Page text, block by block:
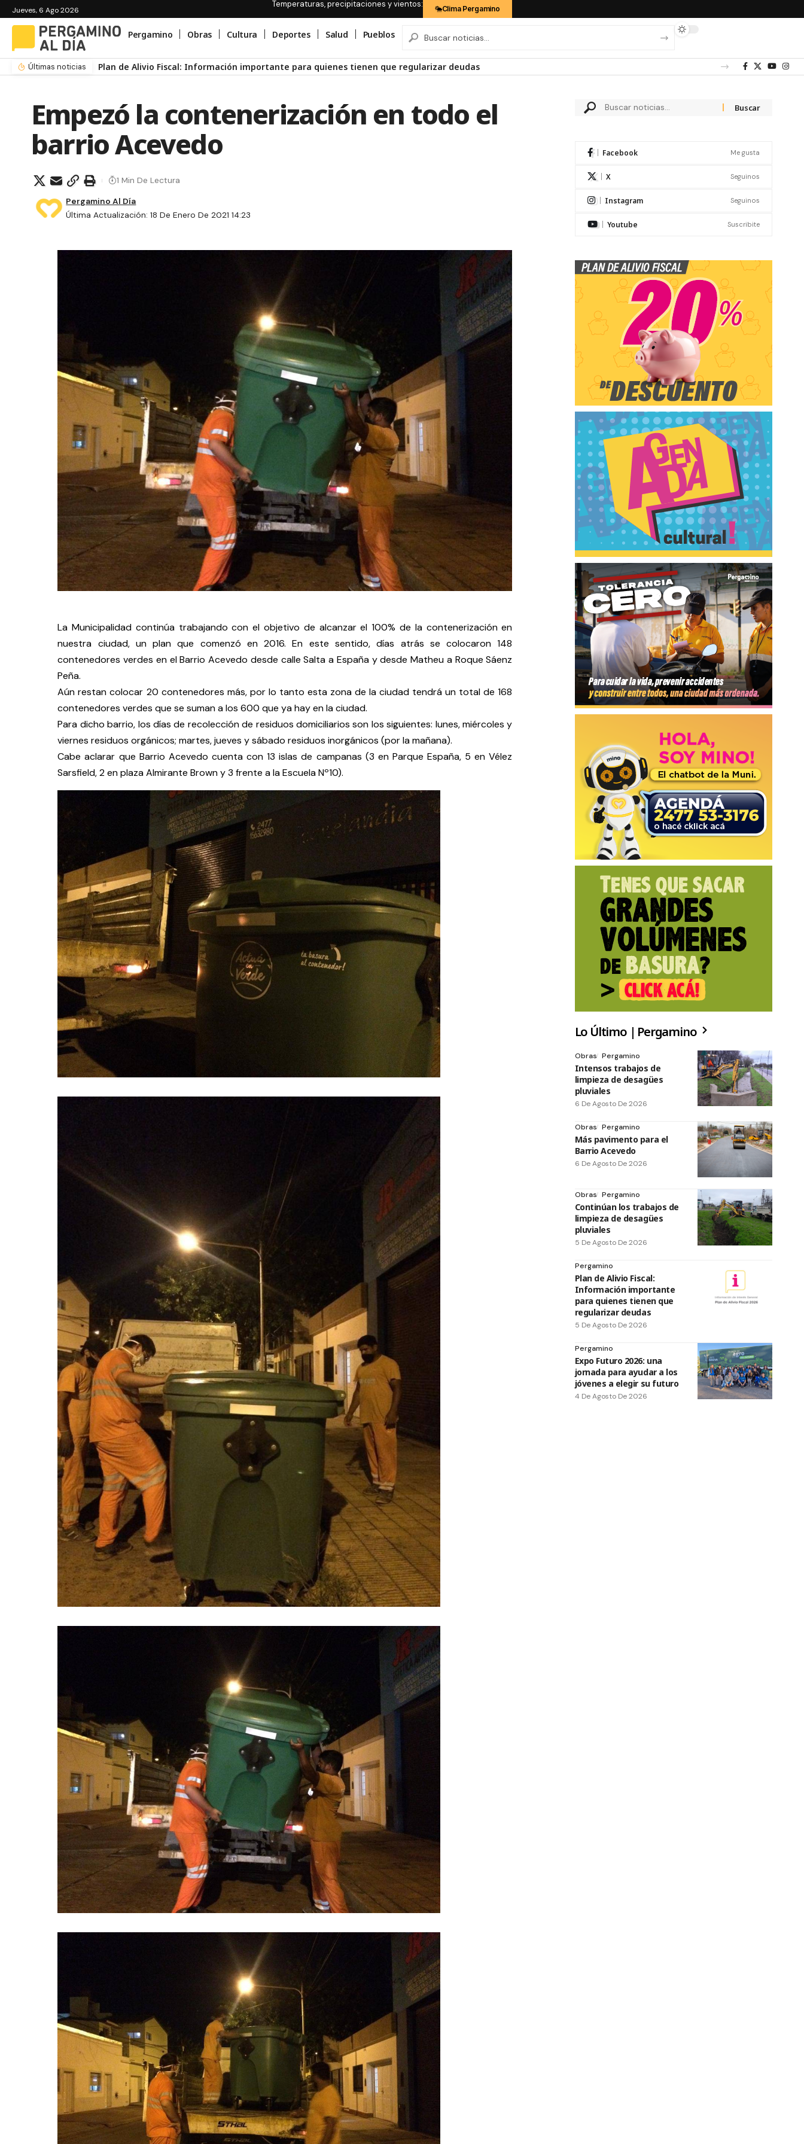
Jueves, 6 Ago 2026
Temperaturas, precipitaciones y vientos: Clima Pergamino
Pergamino Obras Cultura Deportes Salud Pueblos
Últimas noticias Plan de Alivio Fiscal: Información importante para quienes tienen que regularizar deudas
Empezó la contenerización en todo el
barrio Acevedo
Última Actualización: 18 De Enero De 2021 14:23
Pergamino Al Día
1 Min De Lectura
La Municipalidad continúa trabajando con el objetivo de alcanzar el 100% de la contenerización en
nuestra ciudad, un plan que comenzó en 2016. En este sentido, días atrás se colocaron 148
contenedores verdes en el Barrio Acevedo desde calle Salta a España y desde Matheu a Roque Sáenz
Peña.
Aún restan colocar 20 contenedores más, por lo tanto esta zona de la ciudad tendrá un total de 168
contenedores verdes que se suman a los 600 que ya hay en la ciudad.
Para dicho barrio, los días de recolección de residuos domiciliarios son los siguientes: lunes, miércoles y
viernes residuos orgánicos; martes, jueves y sábado residuos inorgánicos (por la mañana).
Cabe aclarar que Barrio Acevedo cuenta con 13 islas de campanas (3 en Parque España, 5 en Vélez
Sarsfield, 2 en plaza Almirante Brown y 3 frente a la Escuela Nº10).
Facebook Me gusta
X Seguinos
Instagram Seguinos
Youtube Suscribite
Lo Último | Pergamino
Obras Pergamino
Intensos trabajos de
limpieza de desagües
pluviales
6 De Agosto De 2026
Obras Pergamino
Más pavimento para el
Barrio Acevedo
6 De Agosto De 2026
Obras Pergamino
Continúan los trabajos de
limpieza de desagües
pluviales
5 De Agosto De 2026
Pergamino
Plan de Alivio Fiscal:
Información importante
para quienes tienen que
regularizar deudas
5 De Agosto De 2026
Pergamino
Expo Futuro 2026: una
jornada para ayudar a los
jóvenes a elegir su futuro
4 De Agosto De 2026